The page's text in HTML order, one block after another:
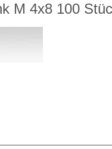
M 4x8 100